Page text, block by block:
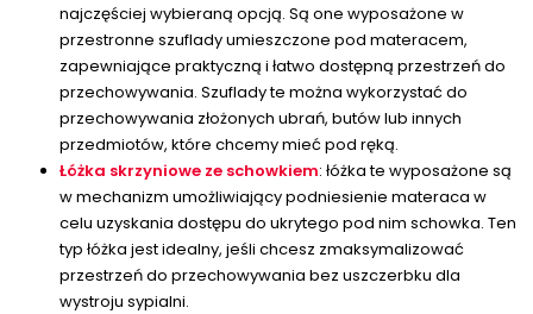
najczęściej wybieraną opcją. Są one wyposażone w
przestronne szuflady umieszczone pod materacem,
zapewniające praktyczną i łatwo dostępną przestrzeń do
przechowywania. Szuflady te można wykorzystać do
przechowywania złożonych ubrań, butów lub innych
przedmiotów, które chcemy mieć pod ręką.
Łóżka skrzyniowe ze schowkiem: łóżka te wyposażone są
w mechanizm umożliwiający podniesienie materaca w
celu uzyskania dostępu do ukrytego pod nim schowka. Ten
typ łóżka jest idealny, jeśli chcesz zmaksymalizować
przestrzeń do przechowywania bez uszczerbku dla
wystroju sypialni.